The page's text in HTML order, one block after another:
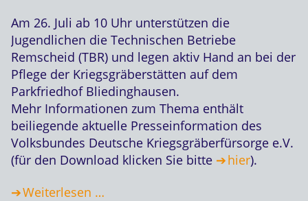
Am 26. Juli ab 10 Uhr unterstützen die
Jugendlichen die Technischen Betriebe
Remscheid (TBR) und legen aktiv Hand an bei der
Pflege der Kriegsgräberstätten auf dem
Parkfriedhof Bliedinghausen.
Mehr Informationen zum Thema enthält
beiliegende aktuelle Presseinformation des
Volksbundes Deutsche Kriegsgräberfürsorge e.V.
(für den Download klicken Sie bitte
hier).
Weiterlesen …